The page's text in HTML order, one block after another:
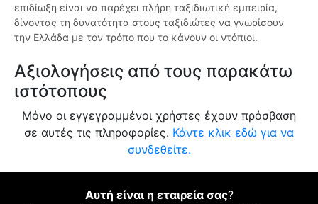
επιδίωξη είναι να παρέχει πλήρη ταξιδιωτική εμπειρία,
δίνοντας τη δυνατότητα στους ταξιδιώτες να γνωρίσουν
την Ελλάδα με τον τρόπο που το κάνουν οι ντόπιοι.
Αξιολογήσεις από τους παρακάτω
ιστότοπους
Μόνο οι εγγεγραμμένοι χρήστες έχουν πρόσβαση
σε αυτές τις πληροφορίες. Κάντε κλικ εδώ για να
συνδεθείτε.
Αυτή είναι η εταιρεία σας?